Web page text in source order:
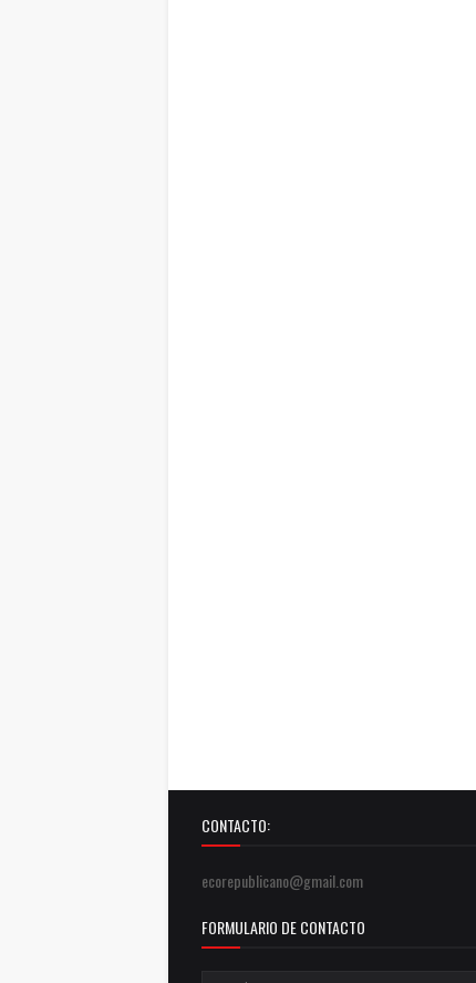
CONTACTO:
ecorepublicano@gmail.com
FORMULARIO DE CONTACTO